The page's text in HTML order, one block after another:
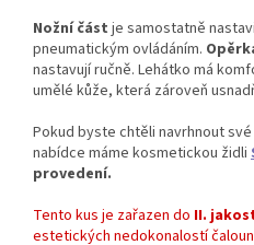
Nožní část je samostatně
pneumatickým ovládáním.
nastavují ručně. Lehátko má
umělé kůže, která zároveň
Pokud byste chtěli navrhnout
nabídce máme kosmetickou židli
provedení.
Tento kus je zařazen do II.
estetických nedokonalostí